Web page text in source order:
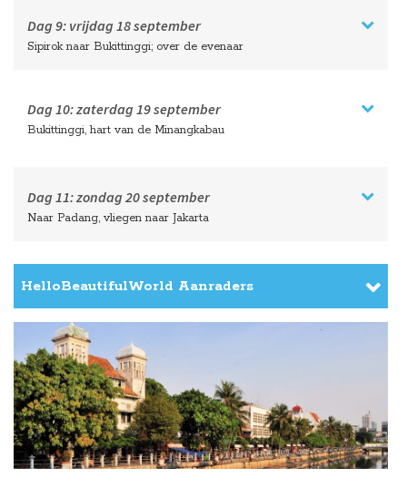
Dag 9: vrijdag 18 september
Sipirok naar Bukittinggi; over de evenaar
Dag 10:zaterdag 19 september
Bukittinggi, hart van de Minangkabau
Dag 11:zondag 20 september
Naar Padang, vliegen naar Jakarta
HelloBeautifulWorld Aanraders